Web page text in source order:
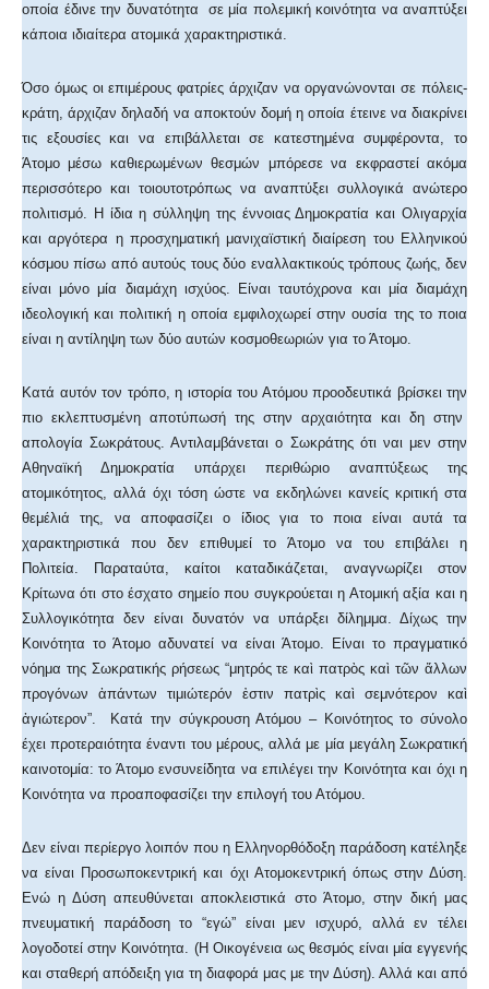
οποία έδινε την δυνατότητα σε μία πολεμική κοινότητα να αναπτύξει
κάποια ιδιαίτερα ατομικά χαρακτηριστικά.
Όσο όμως οι επιμέρους φατρίες άρχιζαν να οργανώνονται σε πόλεις-
κράτη, άρχιζαν δηλαδή να αποκτούν δομή η οποία έτεινε να διακρίνει
τις εξουσίες και να επιβάλλεται σε κατεστημένα συμφέροντα, το
Άτομο μέσω καθιερωμένων θεσμών μπόρεσε να εκφραστεί ακόμα
περισσότερο και τοιουτοτρόπως να αναπτύξει συλλογικά ανώτερο
πολιτισμό. Η ίδια η σύλληψη της έννοιας Δημοκρατία και Ολιγαρχία
και αργότερα η προσχηματική μανιχαϊστική διαίρεση του Ελληνικού
κόσμου πίσω από αυτούς τους δύο εναλλακτικούς τρόπους ζωής, δεν
είναι μόνο μία διαμάχη ισχύος. Είναι ταυτόχρονα και μία διαμάχη
ιδεολογική και πολιτική η οποία εμφιλοχωρεί στην ουσία της το ποια
είναι η αντίληψη των δύο αυτών κοσμοθεωριών για το Άτομο.
Κατά αυτόν τον τρόπο, η ιστορία του Ατόμου προοδευτικά βρίσκει την
πιο εκλεπτυσμένη αποτύπωσή της στην αρχαιότητα και δη στην
απολογία Σωκράτους. Αντιλαμβάνεται ο Σωκράτης ότι ναι μεν στην
Αθηναϊκή Δημοκρατία υπάρχει περιθώριο αναπτύξεως της
ατομικότητος, αλλά όχι τόση ώστε να εκδηλώνει κανείς κριτική στα
θεμέλιά της, να αποφασίζει ο ίδιος για το ποια είναι αυτά τα
χαρακτηριστικά που δεν επιθυμεί το Άτομο να του επιβάλει η
Πολιτεία. Παραταύτα, καίτοι καταδικάζεται, αναγνωρίζει στον
Κρίτωνα ότι στο έσχατο σημείο που συγκρούεται η Ατομική αξία και η
Συλλογικότητα δεν είναι δυνατόν να υπάρξει δίλημμα. Δίχως την
Κοινότητα το Άτομο αδυνατεί να είναι Άτομο. Είναι το πραγματικό
νόημα της Σωκρατικής ρήσεως “μητρός τε καὶ πατρὸς καὶ τῶν ἄλλων
προγόνων ἁπάντων τιμιώτερόν ἐστιν πατρὶς καὶ σεμνότερον καὶ
ἁγιώτερον”. Κατά την σύγκρουση Ατόμου – Κοινότητος το σύνολο
έχει προτεραιότητα έναντι του μέρους, αλλά με μία μεγάλη Σωκρατική
καινοτομία: το Άτομο ενσυνείδητα να επιλέγει την Κοινότητα και όχι η
Κοινότητα να προαποφασίζει την επιλογή του Ατόμου.
Δεν είναι περίεργο λοιπόν που η Ελληνορθόδοξη παράδοση κατέληξε
να είναι Προσωποκεντρική και όχι Ατομοκεντρική όπως στην Δύση.
Ενώ η Δύση απευθύνεται αποκλειστικά στο Άτομο, στην δική μας
πνευματική παράδοση το “εγώ” είναι μεν ισχυρό, αλλά εν τέλει
λογοδοτεί στην Κοινότητα. (Η Οικογένεια ως θεσμός είναι μία εγγενής
και σταθερή απόδειξη για τη διαφορά μας με την Δύση). Αλλά και από